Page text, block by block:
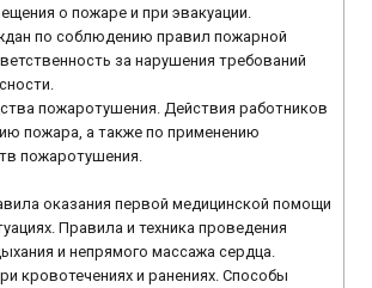
о пожаре и при эвакуации.
по соблюдению правил пожарной
за нарушения требований
пожаротушения. Действия работников
пожара, а также по применению
пожаротушения.
оказания первой медицинской помощи
Правила и техника проведения
и непрямого массажа сердца.
кровотечениях и ранениях. Способы